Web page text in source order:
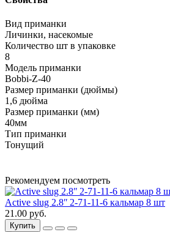
Вид приманки
Личинки, насекомые
Количество шт в упаковке
8
Модель приманки
Bobbi-Z-40
Размер приманки (дюймы)
1,6 дюйма
Размер приманки (мм)
40мм
Тип приманки
Тонущий
Рекомендуем посмотреть
Active slug 2.8ʺ 2-71-11-6 кальмар 8 шт
21.00 руб.
Купить